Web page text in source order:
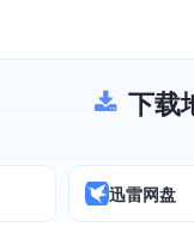
下载
迅雷网盘